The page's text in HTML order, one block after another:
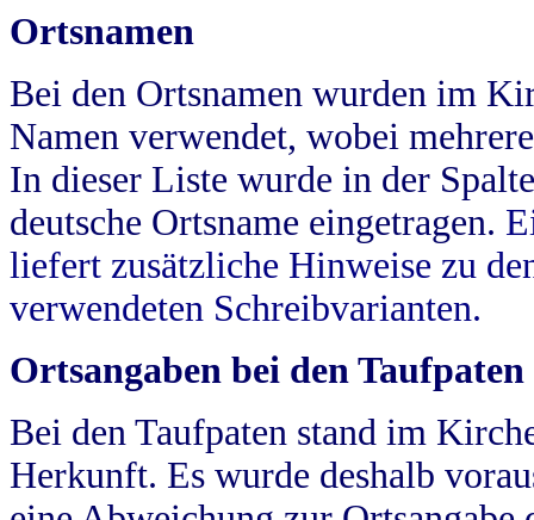
Ortsnamen
Bei den Ortsnamen wurden im
Namen verwendet, wobei
In dieser Liste wurde in der
deutsche Ortsname eingetragen.
liefert zusätzliche Hinweise zu
verwendeten Schreibvarianten.
Ortsangaben bei den Taufpaten
Bei den Taufpaten stand im
Herkunft. Es wurde deshalb